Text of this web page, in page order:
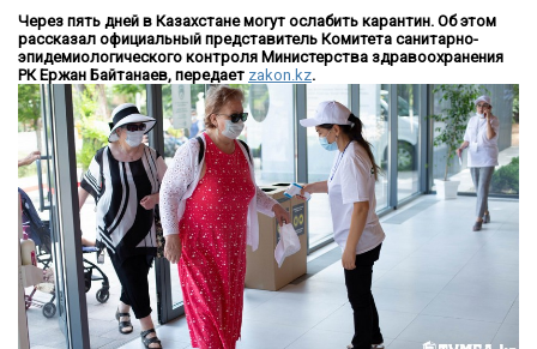
Через пять дней в Казахстане могут ослабить карантин. Об этом
рассказал официальный представитель Комитета санитарно-
эпидемиологического контроля Министерства здравоохранения
РК Ержан Байтанаев, передает zakon.kz.